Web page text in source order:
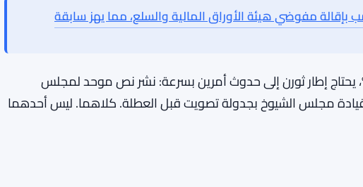
القانون في عام 2026 قد يدفع تشريعات هيكل السوق إلى عام 2030. هذا ليس مبالغة — إنه نتيجة لكيفية
مما قد يعيد تشكيل أي القوانين تحصل على الاهتمام وأيها لا.
بإقالة مفوضي هيئة الأوراق المالية والسلع، مما يهز سابقة
بإقالة مفوضي هيئة الأوراق المالية والسلع، مما يهز سابقة